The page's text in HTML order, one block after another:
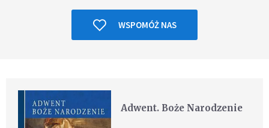
WSPOMÓŻ NAS
Adwent. Boże Narodzenie